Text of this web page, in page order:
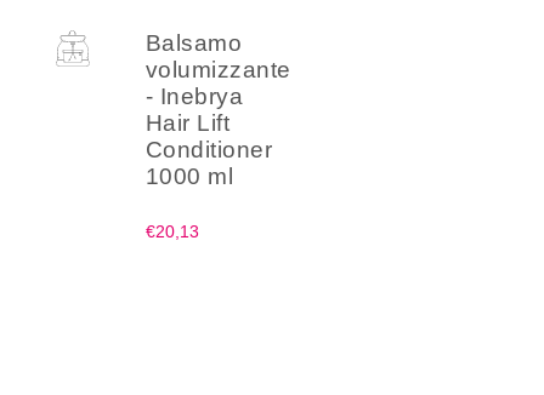
Balsamo
volumizzante
- Inebrya
Hair Lift
Conditioner
1000 ml
€20,13